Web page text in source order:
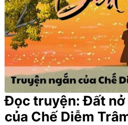
Đọc truyện: Đất nở
của Chế Diễm